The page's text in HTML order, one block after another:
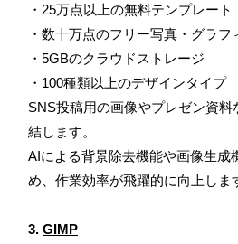
・25万点以上の無料テンプレート
・数十万点のフリー写真・グラフ
・5GBのクラウドストレージ
・100種類以上のデザインタイプ
SNS投稿用の画像やプレゼン資
結します。
AIによる背景除去機能や画像生成
め、作業効率が飛躍的に向上しま
3. GIMP